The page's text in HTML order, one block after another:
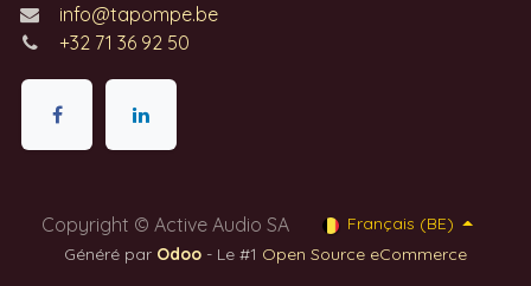
info@tapompe.be
+32 71 36 92 50
Copyright © Active Audio SA
Français (BE)
Généré par Odoo - Le #1 Open Source eCommerce